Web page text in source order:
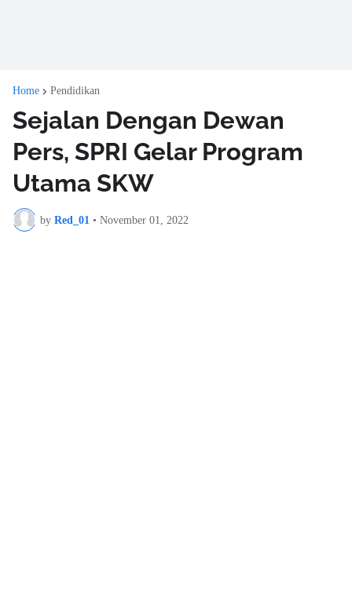
Home Pendidikan
Sejalan Dengan Dewan
Pers, SPRI Gelar Program
Utama SKW
by Red_01 • November 01, 2022